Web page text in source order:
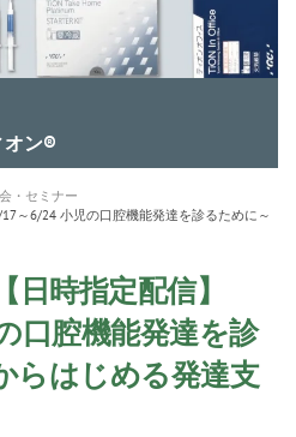
to your quality of life
ロー
ーブック」公開
ブロック テクノロジーブッ
オン®
/ 318 Prime
売
・セミナー
～6/24 小児の口腔機能発達を診るために～
日時指定配信】
口腔機能発達を診
らはじめる発達支